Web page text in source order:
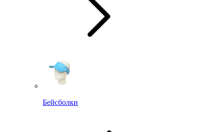
Бейсболки